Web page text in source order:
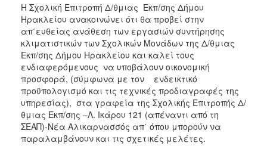
Η Σχολική Επιτροπή Δ/θμιας Εκπ/σης Δήμου
Ηρακλείου ανακοινώνει ότι θα προβεί στην
απ΄ευθείας ανάθεση των εργασιών συντήρησης
κλιματιστικών των Σχολικών Μονάδων της Δ/θμιας
Εκπ/σης Δήμου Ηρακλείου και καλεί τους
ενδιαφερόμενους να υποβάλουν οικονομική
προσφορά, (σύμφωνα με τον ενδεικτικό
προϋπολογισμό και τις τεχνικές προδιαγραφές της
υπηρεσίας), στα γραφεία της Σχολικής Επιτροπής Δ/
θμιας Εκπ/σης –Λ. Ικάρου 121 (απέναντι από τη
ΣΕΑΠ)-Νέα Αλικαρνασσός απ΄ όπου μπορούν να
παραλαμβάνουν και τις σχετικές μελέτες.